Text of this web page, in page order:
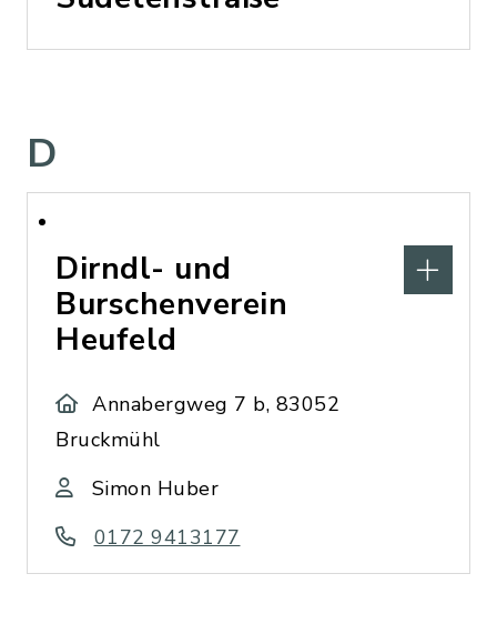
D
Dirndl- und
Burschenverein
Heufeld
Annabergweg 7 b, 83052
Bruckmühl
Simon Huber
0172 9413177